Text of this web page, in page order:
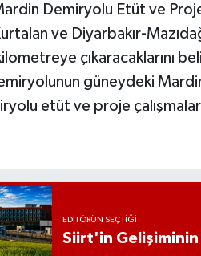
Demiryolu Etüt ve
ve Diyarbakır-
çıkaracaklarını
güneydeki
etüt ve proje
EDITÖRÜN SEÇTIĞI
Siirt'in Gelişiminin